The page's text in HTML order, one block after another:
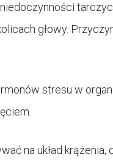
głowy.
stresu w
na układ krążenia,